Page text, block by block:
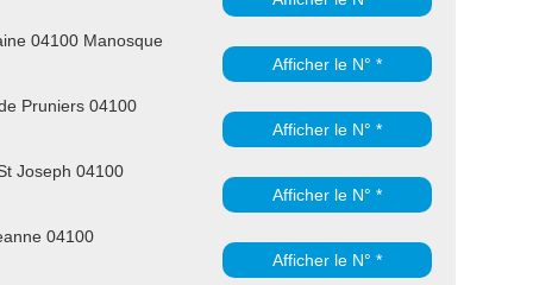
04100 Manosque
Afficher le N° *
Pruniers 04100
Afficher le N° *
Joseph 04100
Afficher le N° *
04100
Afficher le N° *